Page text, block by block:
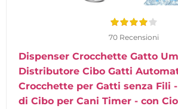
70 Recensioni
Dispenser Crocchette Gatto
Distributore Cibo Gatti
Crocchette per Gatti senza Fili
di Cibo per Cani Timer - con